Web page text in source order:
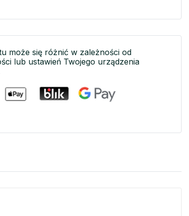
może się różnić w zależności od
lub ustawień Twojego urządzenia